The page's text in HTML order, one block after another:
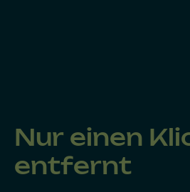
Nur einen
entfernt